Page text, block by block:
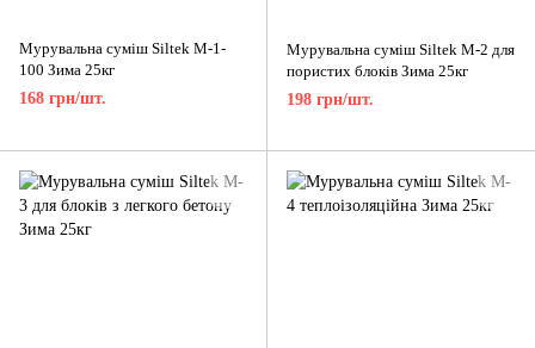
Мурувальна суміш Siltek M-1-
100 Зима 25кг
168 грн/шт.
Мурувальна суміш Siltek M-2 для
пористих блоків Зима 25кг
198 грн/шт.